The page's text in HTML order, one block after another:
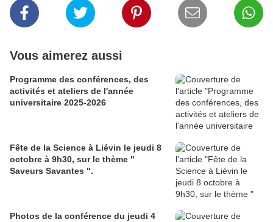
Vous aimerez aussi
Programme des conférences, des
activités et ateliers de l'année
universitaire 2025-2026
Fête de la Science à Liévin le jeudi 8
octobre à 9h30, sur le thème "
Saveurs Savantes ".
Photos de la conférence du jeudi 4